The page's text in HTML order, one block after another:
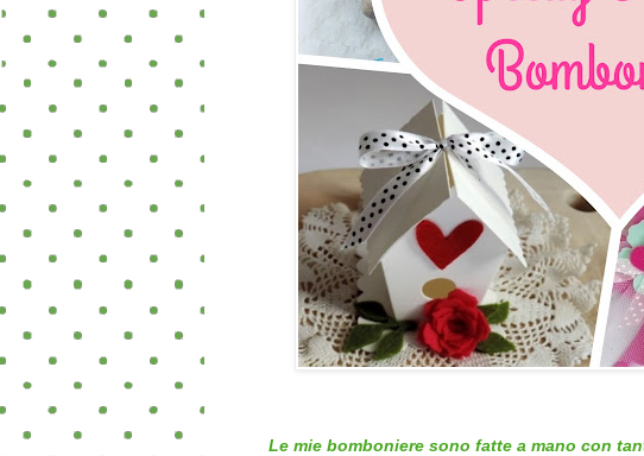
Le mie bomboniere sono fatte a mano con